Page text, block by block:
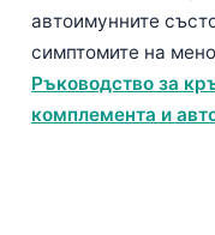
автоимунните
симптомите на
Ръководство за
комплемента и